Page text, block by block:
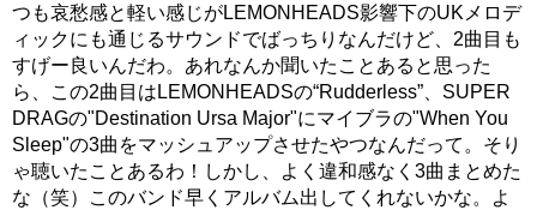
つも哀愁感と軽い感じがLEMONHEADS影響下のUKメロデ
ィックにも通じるサウンドでばっちりなんだけど、2曲目も
すげー良いんだわ。あれなんか聞いたことあると思った
ら、この2曲目はLEMONHEADSの“Rudderless”、SUPER
DRAGの"Destination Ursa Major"にマイブラの"When You
Sleep"の3曲をマッシュアップさせたやつなんだって。そり
ゃ聴いたことあるわ！しかし、よく違和感なく3曲まとめた
な（笑）このバンド早くアルバム出してくれないかな。よ